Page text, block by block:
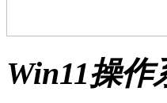
Win11操